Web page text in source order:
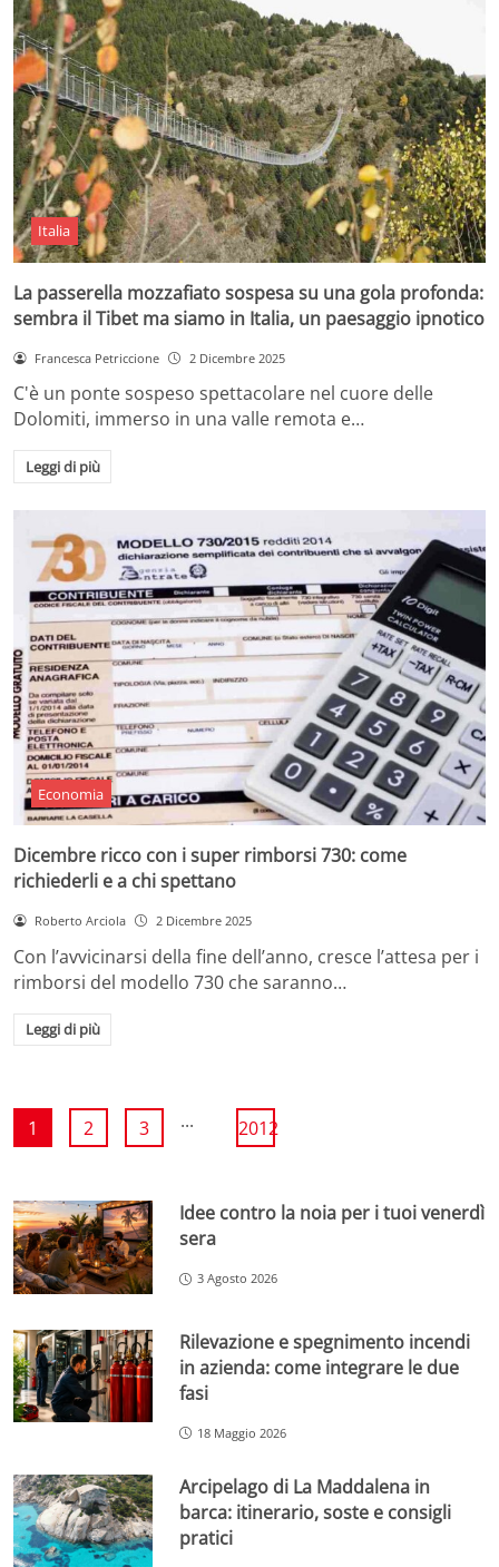
Italia
La passerella mozzafiato sospesa su una gola profonda:
sembra il Tibet ma siamo in Italia, un paesaggio ipnotico
Francesca Petriccione 2 Dicembre 2025
C'è un ponte sospeso spettacolare nel cuore delle
Dolomiti, immerso in una valle remota e…
Leggi di più
Economia
Dicembre ricco con i super rimborsi 730: come
richiederli e a chi spettano
Roberto Arciola 2 Dicembre 2025
Con l’avvicinarsi della fine dell’anno, cresce l’attesa per i
rimborsi del modello 730 che saranno…
Leggi di più
1 2 3 ... 2012
Idee contro la noia per i tuoi venerdì
sera
3 Agosto 2026
Rilevazione e spegnimento incendi
in azienda: come integrare le due
fasi
18 Maggio 2026
Arcipelago di La Maddalena in
barca: itinerario, soste e consigli
pratici